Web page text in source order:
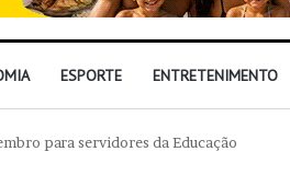
ESPORTE ENTRETENIMENTO
para servidores da Educação